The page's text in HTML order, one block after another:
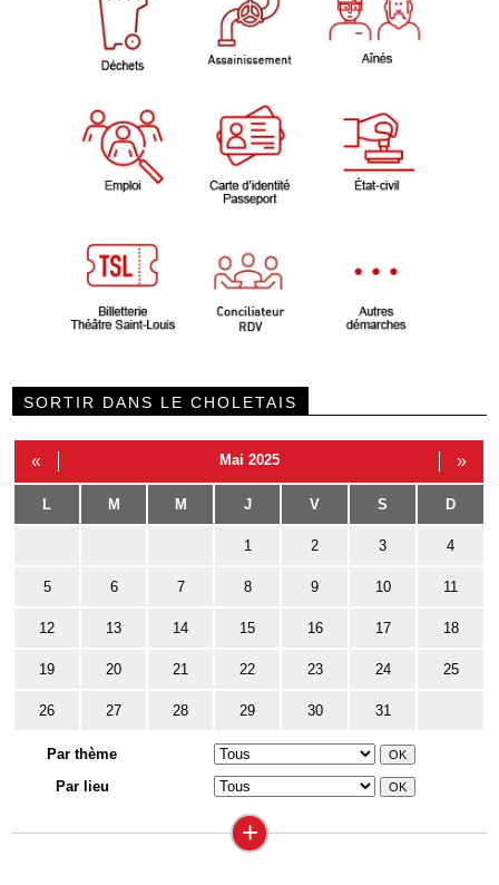
SORTIR DANS LE CHOLETAIS
« Mai 2025 »
L M M J V S D
1 2 3 4
5 6 7 8 9 10 11
12 13 14 15 16 17 18
19 20 21 22 23 24 25
26 27 28 29 30 31
Par thème
Par lieu
+